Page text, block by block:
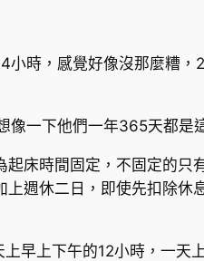
小時，感覺好像沒那麼糟
像一下他們一年365天都是
床時間固定，不固定的只
週休二日，即使先扣除休
早上下午的12小時，一天